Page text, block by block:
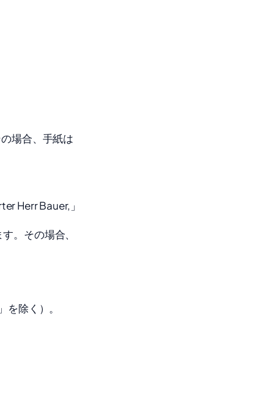
場合、手紙は
Herr Bauer,」
。その場合、
を除く）。